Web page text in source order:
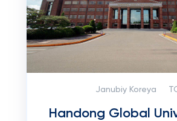
Janubiy Koreya
Handong Global